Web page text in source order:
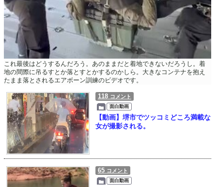
これ最後はどうするんだろう。あのままだと着地できないだろうし。着
地の間際に吊るすとか落とすとかするのかしら。大きなコンテナを抱え
たまま落とされるエアボーン訓練のビデオです。
118 コメント
面白動画
【動画】堺市でツッコミどころ満載な
女が撮影される。
65 コメント
面白動画